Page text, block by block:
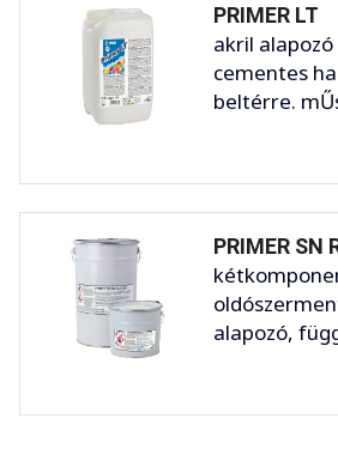
PRIMER LT
akril
cementes
beltérre.
PRIMER SN
alapozó,